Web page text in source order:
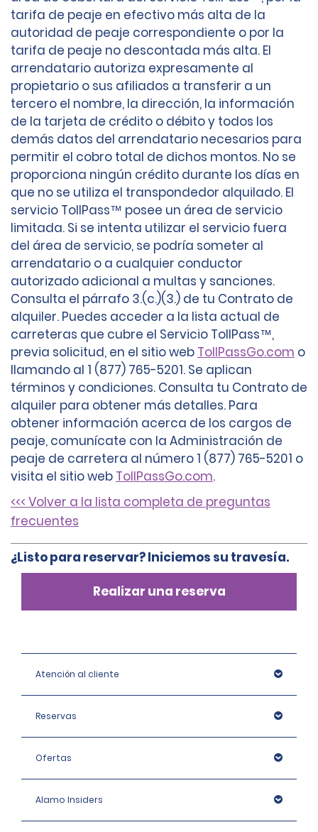
tarifa de peaje en efectivo más alta de la
autoridad de peaje correspondiente o por la
tarifa de peaje no descontada más alta. El
arrendatario autoriza expresamente al
propietario o sus afiliados a transferir a un
tercero el nombre, la dirección, la información
de la tarjeta de crédito o débito y todos los
demás datos del arrendatario necesarios para
permitir el cobro total de dichos montos. No se
proporciona ningún crédito durante los días en
que no se utiliza el transpondedor alquilado. El
servicio TollPass™ posee un área de servicio
limitada. Si se intenta utilizar el servicio fuera
del área de servicio, se podría someter al
arrendatario o a cualquier conductor
autorizado adicional a multas y sanciones.
Consulta el párrafo 3.(c.)(3.) de tu Contrato de
alquiler. Puedes acceder a la lista actual de
carreteras que cubre el Servicio TollPass™,
previa solicitud, en el sitio web TollPassGo.com o
llamando al 1 (877) 765-5201. Se aplican
términos y condiciones. Consulta tu Contrato de
alquiler para obtener más detalles. Para
obtener información acerca de los cargos de
peaje, comunícate con la Administración de
peaje de carretera al número 1 (877) 765-5201 o
visita el sitio web TollPassGo.com.
<<< Volver a la lista completa de preguntas
frecuentes
¿Listo para reservar? Iniciemos su travesía.
Realizar una reserva
Atención al cliente
Reservas
Ofertas
Alamo Insiders